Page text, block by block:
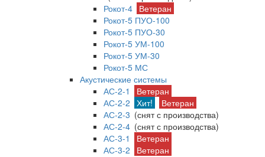
Рокот-4 Ветеран
Рокот-5 ПУО-100
Рокот-5 ПУО-30
Рокот-5 УМ-100
Рокот-5 УМ-30
Рокот-5 МС
Акустические системы
АС-2-1
Ветеран
АС-2-2 Хит!
Ветеран
АС-2-3 (снят с производства)
АС-2-4 (снят с производства)
АС-3-1
Ветеран
АС-3-2
Ветеран